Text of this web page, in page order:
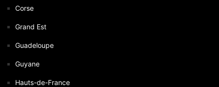
Corse
Grand Est
Guadeloupe
Guyane
Hauts-de-France